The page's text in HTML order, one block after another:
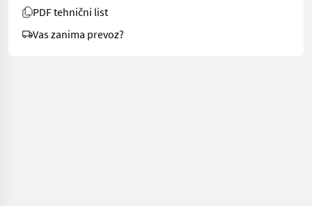
PDF tehnični list
Vas zanima prevoz?